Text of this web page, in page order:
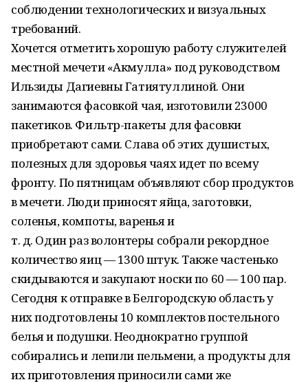
соблюдении технологических и визуальных
требований.
Хочется отметить хорошую работу служителей
местной мечети «Акмулла» под руководством
Ильзиды Дагиевны Гатиятуллиной. Они
занимаются фасовкой чая, изготовили 23000
пакетиков. Фильтр-пакеты для фасовки
приобретают сами. Слава об этих душистых,
полезных для здоровья чаях идет по всему
фронту. По пятницам объявляют сбор продуктов
в мечети. Люди приносят яйца, заготовки,
соленья, компоты, варенья и
т. д. Один раз волонтеры собрали рекордное
количество яиц — 1300 штук. Также частенько
скидываются и закупают носки по 60 — 100 пар.
Сегодня к отправке в Белгородскую область у
них подготовлены 10 комплектов постельного
белья и подушки. Неоднократно группой
собирались и лепили пельмени, а продукты для
их приготовления приносили сами же